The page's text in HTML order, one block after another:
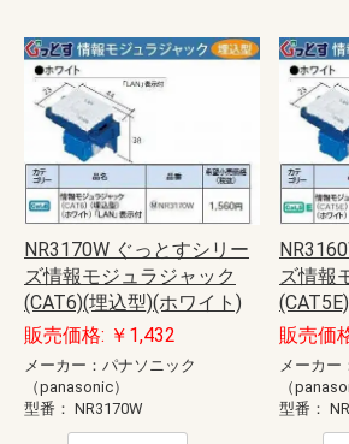
NR3170W ぐっとすシリー
ズ情報モジュラジャック
(CAT6)(埋込型)(ホワイト)
販売価格: ￥1,432
メーカー：パナソニック
（panasonic）
型番： NR3170W
ズ情報
販売価
メーカー
（
型番：